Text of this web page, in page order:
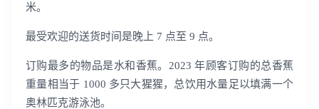
米。
最受欢迎的送货时间是晚上 7 点至 9 点。
订购最多的物品是水和香蕉。2023 年顾客订购的总香蕉
重量相当于 1000 多只大猩猩，总饮用水量足以填满一个
奥林匹克游泳池。